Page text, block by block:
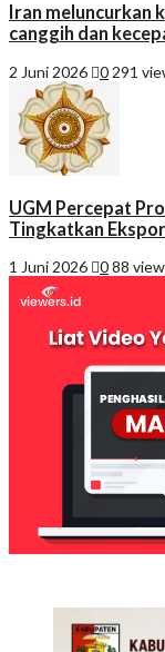
Iran meluncurkan
canggih dan
2 Juni 2026 0 291
UGM Percepat
Tingkatkan Ekspor
1 Juni 2026 088